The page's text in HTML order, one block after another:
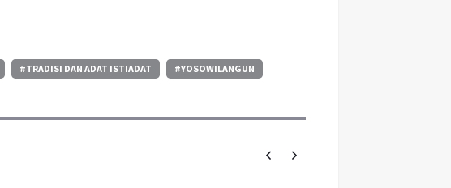
#TRADISI DAN ADAT ISTIADAT #YOSOWILANGUN